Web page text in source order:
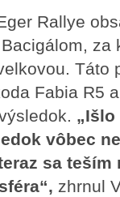
Rallye
Táto
Fabia R5
„Išlo
vôbec
sa teším
zhrnul